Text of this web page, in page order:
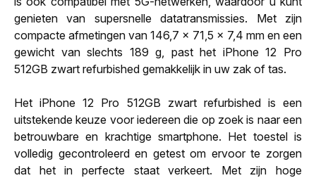
genieten van supersnelle datatransmissies. Met zijn
compacte afmetingen van 146,7 x 71,5 x 7,4 mm en een
gewicht van slechts 189 g, past het iPhone 12 Pro
512GB zwart refurbished gemakkelijk in uw zak of tas.
Het iPhone 12 Pro 512GB zwart refurbished is een
uitstekende keuze voor iedereen die op zoek is naar een
betrouwbare en krachtige smartphone. Het toestel is
volledig gecontroleerd en getest om ervoor te zorgen
dat het in perfecte staat verkeert. Met zijn hoge